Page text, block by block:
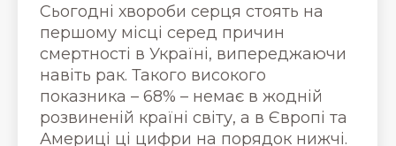
Сьогодні хвороби серця стоять на
першому місці серед причин
смертності в Україні, випереджаючи
навіть рак. Такого високого
показника – 68% – немає в жодній
розвиненій країні світу, а в Європі та
Америці ці цифри на порядок нижчі.